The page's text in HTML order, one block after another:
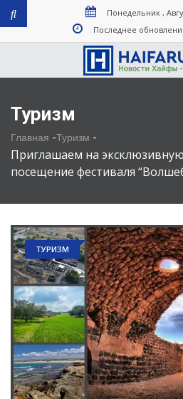
Понедельник ,
Последнее
Туризм
Главная -Туризм -
Приглашаем на
посещение фестиваля
ТУРИЗМ